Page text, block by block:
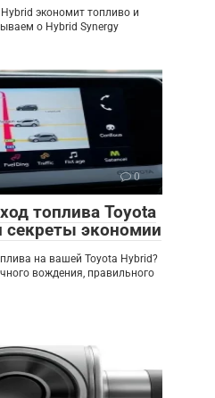
экономит топливо и
о Hybrid Synergy
0
топлива Toyota
секреты экономии
на вашей Toyota Hybrid?
вождения, правильного